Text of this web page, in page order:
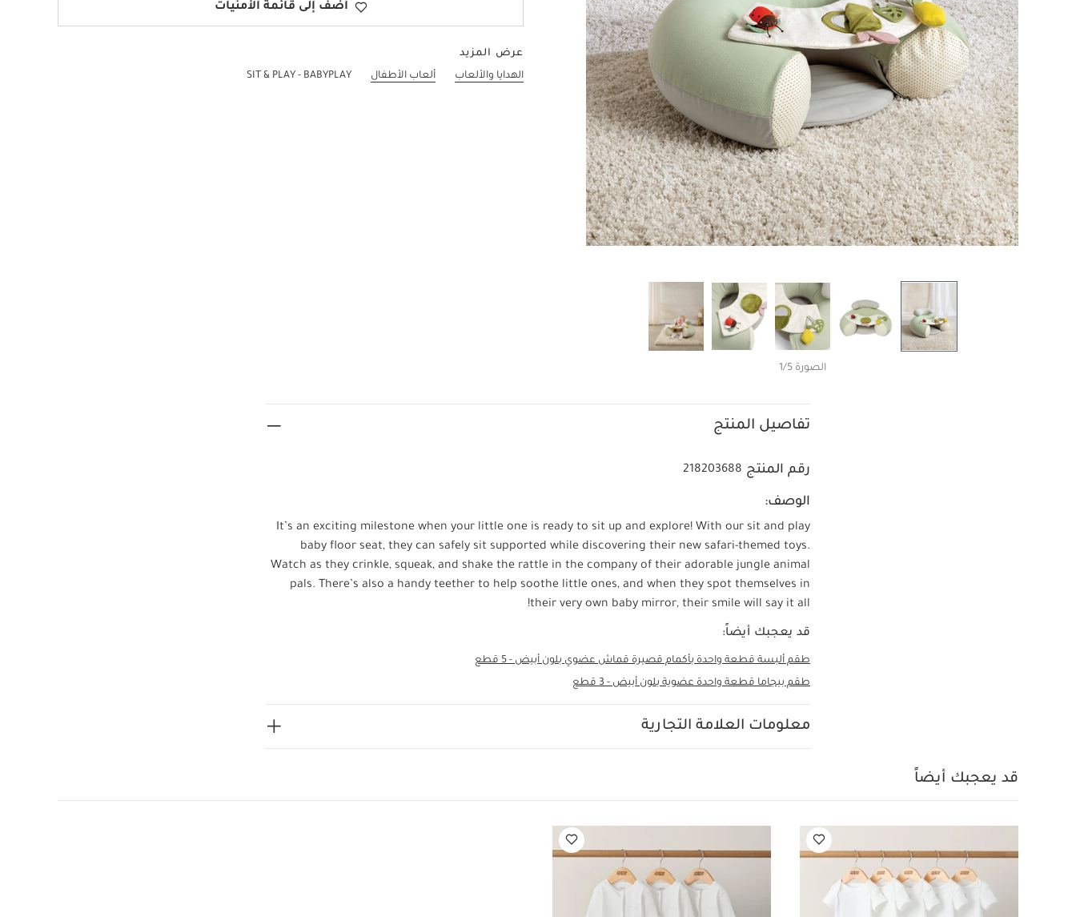
الصورة 1/5
أضف إلى قائمة الأمنيات
عرض المزيد
الهدايا والألعاب
ألعاب الأطفال SIT & PLAY - BABYPLAY
تفاصيل المنتج
رقم المنتج 218203688
الوصف:
It’s an exciting milestone when your little one is ready to sit up and explore! With our sit and play
baby floor seat, they can safely sit supported while discovering their new safari-themed toys.
Watch as they crinkle, squeak, and shake the rattle in the company of their adorable jungle animal
pals. There’s also a handy teether to help soothe little ones, and when they spot themselves in
their very own baby mirror, their smile will say it all!
قد يعجبك أيضاً:
طقم ألبسة قطعة واحدة بأكمام قصيرة قماش عضوي بلون أبيض - 5 قطع
طقم بيجاما قطعة واحدة عضوية بلون أبيض - 3 قطع
معلومات العلامة التجارية
قد يعجبك أيضاً